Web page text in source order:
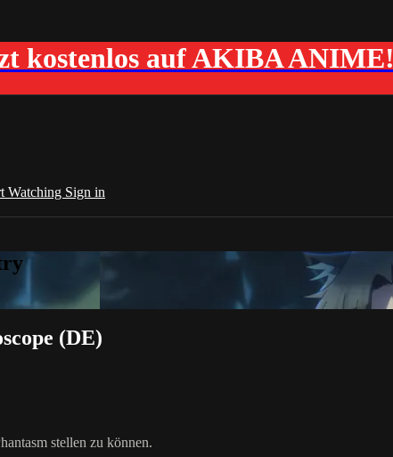
kostenlos auf AKIBA ANIME!
Watching Sign in
(DE)
stellen zu können.